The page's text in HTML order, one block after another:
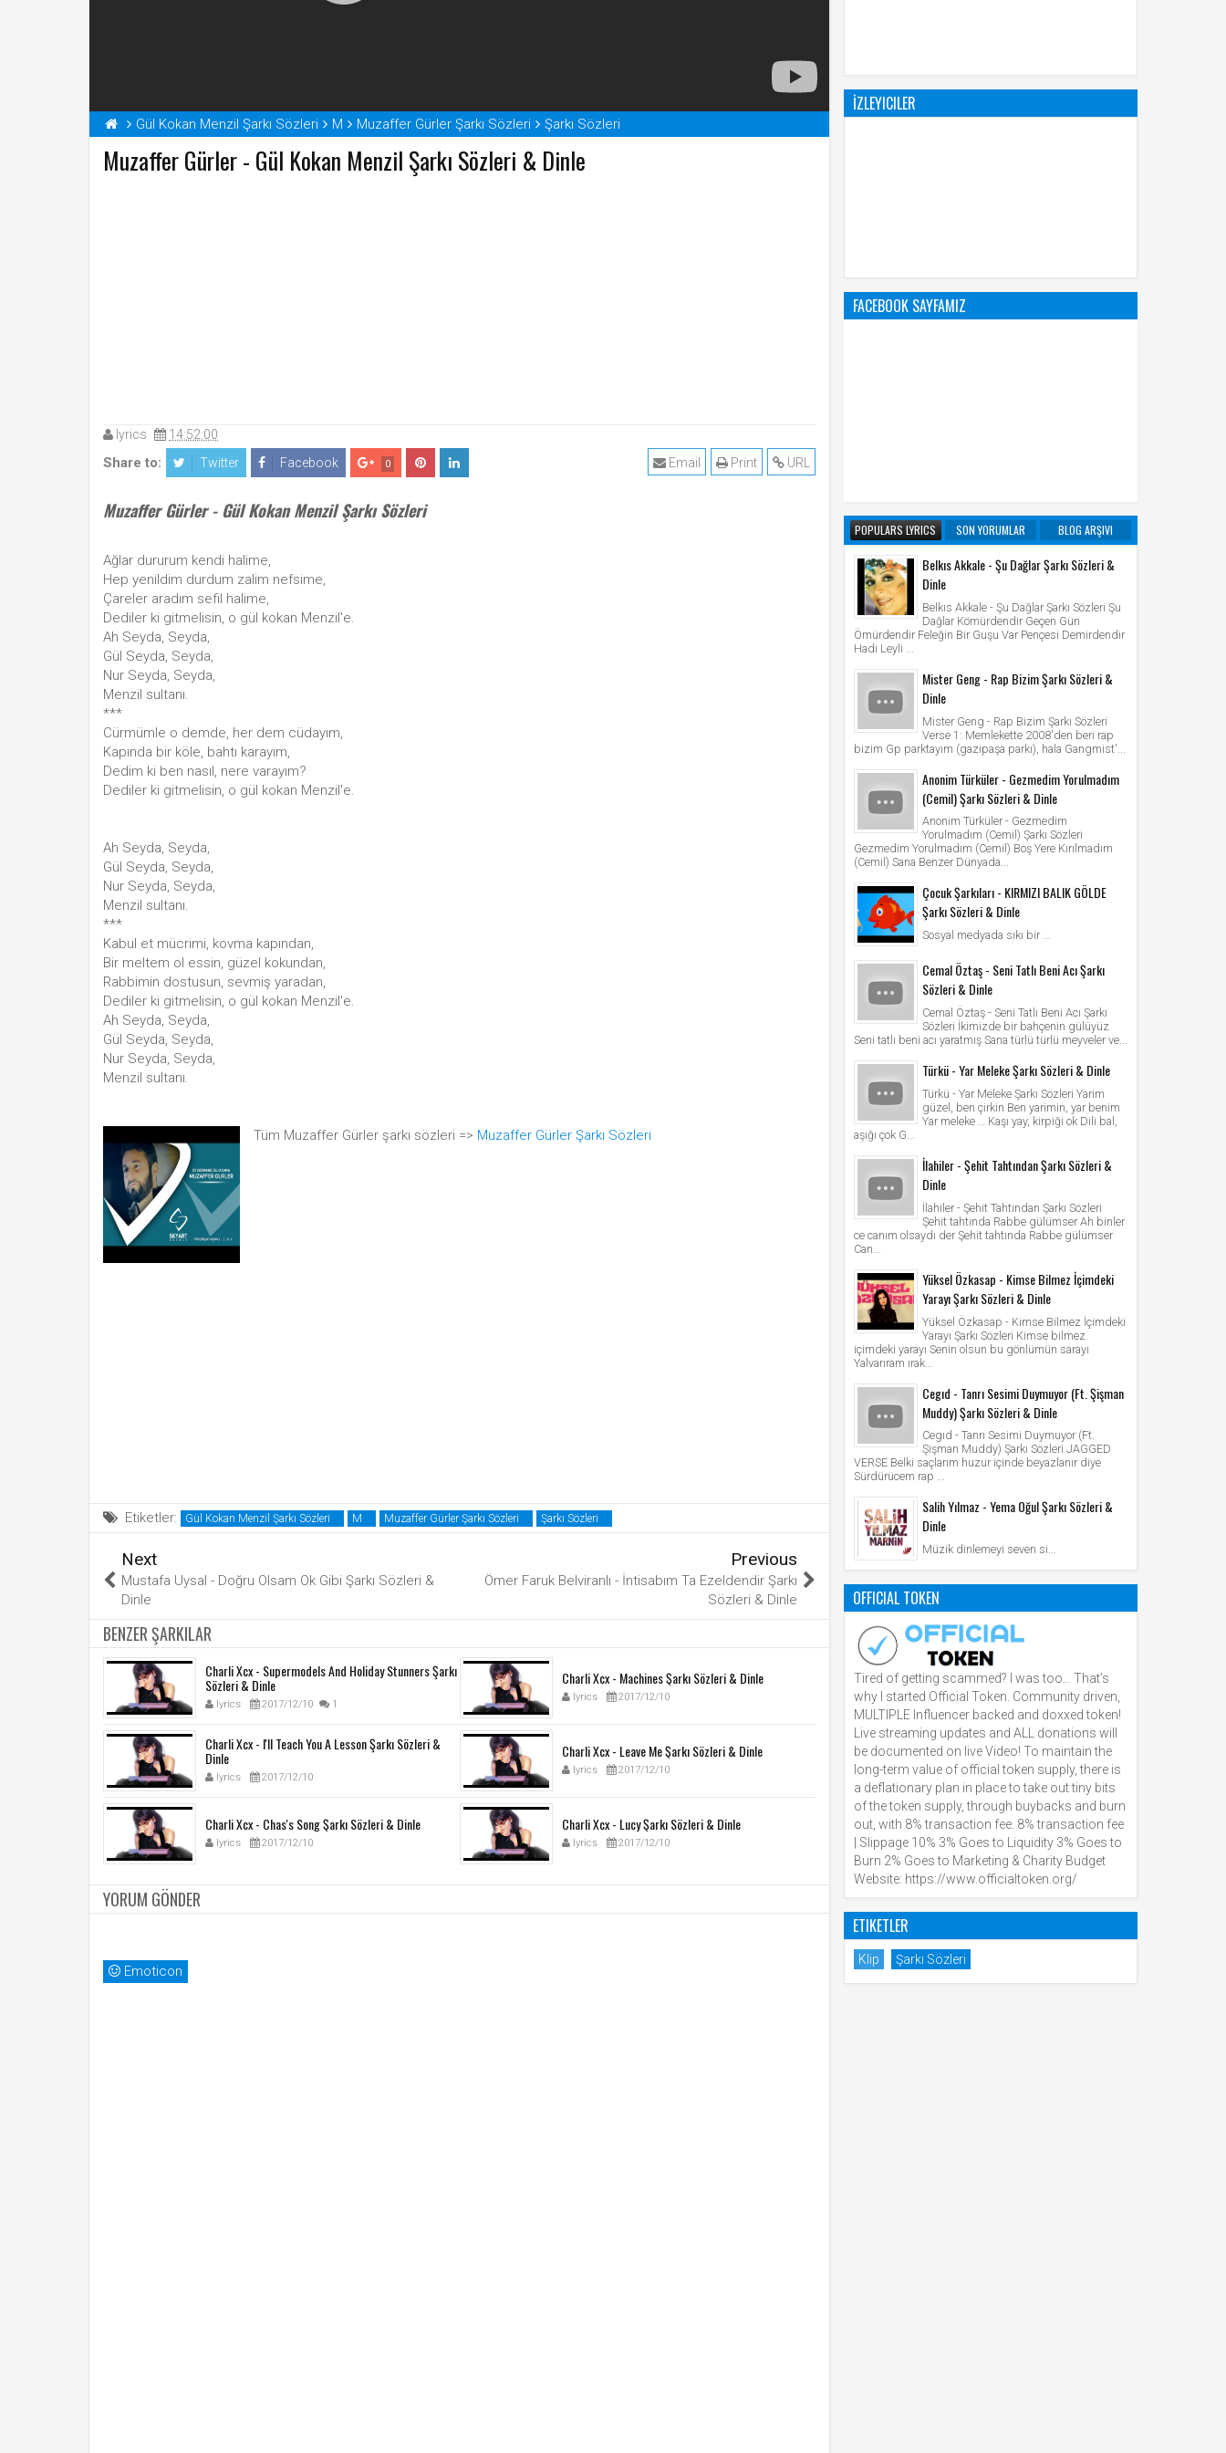
Gül Kokan Menzil Şarkı Sözleri M Muzaffer Gürler Şarkı Sözleri Şarkı Sözleri
Muzaffer Gürler - Gül Kokan Menzil Şarkı Sözleri & Dinle
lyrics 14:52:00
Share to: Twitter Facebook 0 URL
Print
Email
Muzaffer Gürler - Gül Kokan Menzil Şarkı Sözleri
Ağlar dururum kendi halime,
Hep yenildim durdum zalim nefsime,
Çareler aradım sefil halime,
Dediler ki gitmelisin, o gül kokan Menzil'e.
Ah Seyda, Seyda,
Gül Seyda, Seyda,
Nur Seyda, Seyda,
Menzil sultanı.
***
Cürmümle o demde, her dem cüdayım,
Kapında bir köle, bahtı karayım,
Dedim ki ben nasıl, nere varayım?
Dediler ki gitmelisin, o gül kokan Menzil'e.
Ah Seyda, Seyda,
Gül Seyda, Seyda,
Nur Seyda, Seyda,
Menzil sultanı.
***
Kabul et mücrimi, kovma kapından,
Bir meltem ol essin, güzel kokundan,
Rabbimin dostusun, sevmiş yaradan,
Dediler ki gitmelisin, o gül kokan Menzil'e.
Ah Seyda, Seyda,
Gül Seyda, Seyda,
Nur Seyda, Seyda,
Menzil sultanı.
Tüm Muzaffer Gürler şarkı sözleri => Muzaffer Gürler Şarkı Sözleri
Etiketler: Gül Kokan Menzil Şarkı Sözleri M Muzaffer Gürler Şarkı Sözleri Şarkı Sözleri
Next
Mustafa Uysal - Doğru Olsam Ok Gibi Şarkı Sözleri &
Dinle
Previous
Ömer Faruk Belviranlı - İntisabım Ta Ezeldendir Şarkı
Sözleri & Dinle
BENZER ŞARKILAR
Charli Xcx - Supermodels And Holiday Stunners Şarkı
Sözleri & Dinle
lyrics 2017/12/10 1
Charli Xcx - Machines Şarkı Sözleri & Dinle
lyrics 2017/12/10
Charli Xcx - I'll Teach You A Lesson Şarkı Sözleri &
Dinle
lyrics 2017/12/10
Charli Xcx - Leave Me Şarkı Sözleri & Dinle
lyrics 2017/12/10
Charli Xcx - Chas's Song Şarkı Sözleri & Dinle
lyrics 2017/12/10
Charli Xcx - Lucy Şarkı Sözleri & Dinle
lyrics 2017/12/10
YORUM GÖNDER
Emoticon
İZLEYICILER
FACEBOOK SAYFAMIZ
POPULARS LYRICS SON YORUMLAR BLOG ARŞIVI
Belkıs Akkale - Şu Dağlar Şarkı Sözleri &
Dinle
Belkıs Akkale - Şu Dağlar Şarkı Sözleri Şu
Dağlar Kömürdendir Geçen Gün
Ömürdendir Feleğin Bir Guşu Var Pençesi Demirdendir
Hadi Leyli ...
Mister Geng - Rap Bizim Şarkı Sözleri &
Dinle
Mister Geng - Rap Bizim Şarkı Sözleri
Verse 1: Memlekette 2008'den beri rap
bizim Gp parktayım (gazipaşa parkı), hala Gangmist'...
Anonim Türküler - Gezmedim Yorulmadım
(Cemil) Şarkı Sözleri & Dinle
Anonim Türküler - Gezmedim
Yorulmadım (Cemil) Şarkı Sözleri
Gezmedim Yorulmadım (Cemil) Boş Yere Kırılmadım
(Cemil) Sana Benzer Dünyada...
Çocuk Şarkıları - KIRMIZI BALIK GÖLDE
Şarkı Sözleri & Dinle
Sosyal medyada sıkı bir ...
Cemal Öztaş - Seni Tatlı Beni Acı Şarkı
Sözleri & Dinle
Cemal Öztaş - Seni Tatlı Beni Acı Şarkı
Sözleri İkimizde bir bahçenin gülüyüz
Seni tatlı beni acı yaratmış Sana türlü türlü meyveler ve...
Türkü - Yar Meleke Şarkı Sözleri & Dinle
Türkü - Yar Meleke Şarkı Sözleri Yarim
güzel, ben çirkin Ben yarimin, yar benim
Yar meleke … Kaşı yay, kirpiği ok Dili bal,
aşığı çok G...
İlahiler - Şehit Tahtından Şarkı Sözleri &
Dinle
İlahiler - Şehit Tahtından Şarkı Sözleri
Şehit tahtında Rabbe gülümser Ah binler
ce canım olsaydı der Şehit tahtında Rabbe gülümser
Can...
Yüksel Özkasap - Kimse Bilmez İçimdeki
Yarayı Şarkı Sözleri & Dinle
Yüksel Özkasap - Kimse Bilmez İçimdeki
Yarayı Şarkı Sözleri Kimse bilmez
içimdeki yarayı Senin olsun bu gönlümün sarayı
Yalvarıram ırak...
Cegıd - Tanrı Sesimi Duymuyor (Ft. Şişman
Muddy) Şarkı Sözleri & Dinle
Cegıd - Tanrı Sesimi Duymuyor (Ft.
Şişman Muddy) Şarkı Sözleri JAGGED
VERSE Belki saçlarım huzur içinde beyazlanır diye
Sürdürücem rap ...
Salih Yılmaz - Yema Oğul Şarkı Sözleri &
Dinle
Müzik dinlemeyi seven si...
OFFICIAL TOKEN
Tired of getting scammed? I was too… That’s
why I started Official Token. Community driven,
MULTIPLE Influencer backed and doxxed token!
Live streaming updates and ALL donations will
be documented on live Video! To maintain the
long-term value of official token supply, there is
a deflationary plan in place to take out tiny bits
of the token supply, through buybacks and burn
out, with 8% transaction fee. 8% transaction fee
| Slippage 10% 3% Goes to Liquidity 3% Goes to
Burn 2% Goes to Marketing & Charity Budget
Website: https://www.officialtoken.org/
ETIKETLER
Klip Şarkı Sözleri